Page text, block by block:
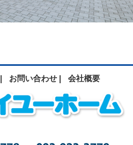
お問い合わせ | 会社概要